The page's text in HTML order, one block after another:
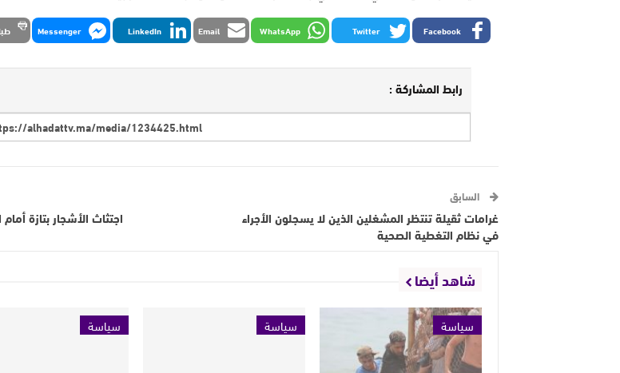
Facebook
Twitter
WhatsApp
Email
LinkedIn
Messenger
رابط المشاركة :
السابق
غرامات ثقيلة تنتظر المشغلين الذين لا يسجلون الأجراء
في نظام التغطية الصحية
اجتثاث الأشجار بتازة أمام
شاهد أيضا
سياسة سياسة سياسة